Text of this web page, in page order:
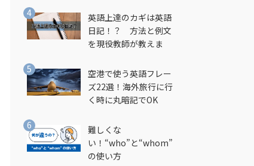
英語上達のカギは英語
日記！？ 方法と例文
を現役教師が教えま
空港で使う英語フレー
ズ22選！海外旅行に行
く時に丸暗記でOK
難しくな
い！“who”と“whom”
の使い方